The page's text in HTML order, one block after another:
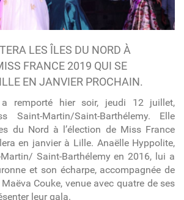
LES ÎLES DU NORD À
FRANCE 2019 QUI SE
EN JANVIER PROCHAIN.
a remporté hier soir, jeudi 12 juillet,
Saint-Martin/Saint-Barthélemy. Elle
du Nord à l’élection de Miss France
en janvier à Lille. Anaëlle Hyppolite,
Saint-Barthélemy en 2016, lui a
et son écharpe, accompagnée de
Maëva Couke, venue avec quatre de ses
leur gala.